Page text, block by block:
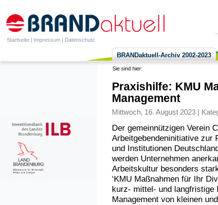
Startseite | Impressum | Datenschutz
BRANDaktuell-Archiv 2002-2023
Sie sind hier:
Praxishilfe: KMU
Management
Mittwoch, 16. August 2023 |
Der gemeinnützigen Verein
Arbeitgebendeninitiative zur
und Institutionen
werden Unternehmen
Arbeitskultur besonders
‘KMU Maßnahmen für Ihr
kurz- mittel- und langfristige
Management von kleinen